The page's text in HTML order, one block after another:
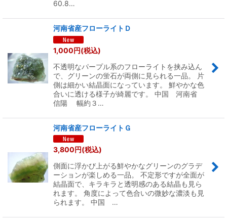
60.8…
河南省産フローライトＤ
1,000円(税込)
不透明なパープル系のフローライトを挟み込ん
で、グリーンの蛍石が両側に見られる一品。 片
側は細かい結晶面になっています。 鮮やかな色
合いに透ける様子が綺麗です。 中国 河南省
信陽 幅約３…
河南省産フローライトＧ
3,800円(税込)
側面に浮かび上がる鮮やかなグリーンのグラデ
ーションが楽しめる一品。 不定形ですが全面が
結晶面で、キラキラと透明感のある結晶も見ら
れます。 角度によって色合いの微妙な濃淡も見
られます。 中国 …